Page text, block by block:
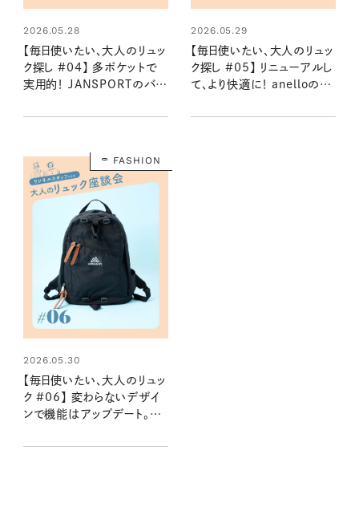
2026.05.28
【毎日使いたい、大人のリュッ
ク探し #04】 多ポケットで
実用的！ JANSPORTのバッ
2026.05.29
【毎日使いたい、大人のリュッ
ク探し #05】 リニューアルし
て、より快適に！ anelloの口
FASHION
2026.05.30
【毎日使いたい、大人のリュッ
ク #06】 変わらないデザイ
ンで機能はアップデート。
2026夏